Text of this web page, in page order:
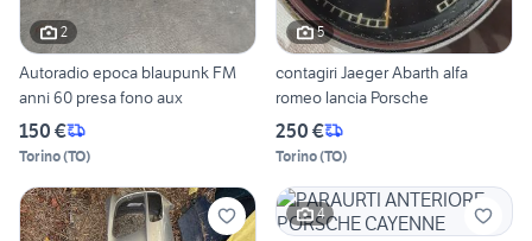
2
Autoradio epoca blaupunk FM
anni 60 presa fono aux
150 €
Torino(TO)
5
contagiri Jaeger Abarth alfa
romeo lancia Porsche
250 €
Torino(TO)
4